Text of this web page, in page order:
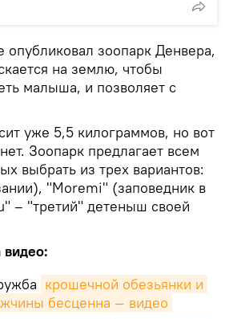
опубликовал зоопарк Денвера,
на землю, чтобы
малыша, и позволяет с
уже 5,5 килограммов, но вот
Зоопарк предлагает всем
выбрать из трех вариантов:
"Moremi" (заповедник в
– "третий" детеныш своей
видео:
крошечной обезьянки и
бесценна — видео